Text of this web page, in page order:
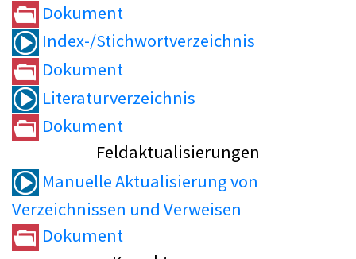
Dokument
Index-/Stichwortverzeichnis
Dokument
Literaturverzeichnis
Dokument
Feldaktualisierungen
Manuelle Aktualisierung von
Verzeichnissen und Verweisen
Dokument